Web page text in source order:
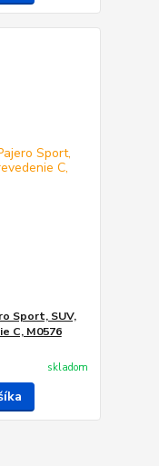
Sport, SUV,
C, M0576
skladom